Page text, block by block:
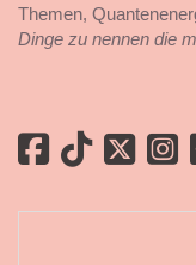
Themen,
Dinge zu nennen die